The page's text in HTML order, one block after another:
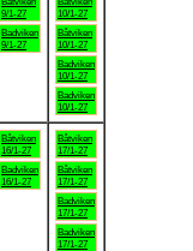
9/1-27
Badviken
9/1-27
10/1-27
Båtviken
10/1-27
Badviken
10/1-27
Badviken
10/1-27
Båtviken
16/1-27
Badviken
16/1-27
Båtviken
17/1-27
Båtviken
17/1-27
Badviken
17/1-27
Badviken
17/1-27